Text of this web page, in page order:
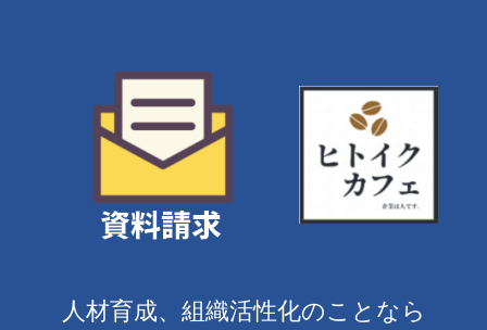
人材育成、組織活性化のことなら